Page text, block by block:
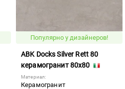
Популярно у дизайнеров!
ABK Docks Silver Rett 80
керамогранит 80x80
Материал:
Керамогранит